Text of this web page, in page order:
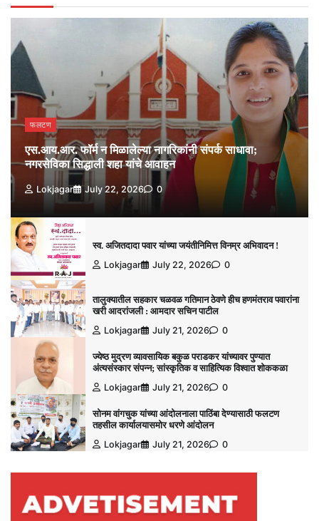
फलटण
एस.आय.आर. फॉर्म न मिळालेल्या नागरिकांनी संपर्क साधावा;
नगरसेविका सिद्धाली शहा यांचे आवाहन
Lokjagar July 22, 2026 0
स्व. अजितदादा पवार यांच्या जयंतीनिमित्त विनम्र अभिवादन !
Lokjagar
July 22, 2026 0
तालुक्यातील सहकार चळवळ गतिमान ठेवणे हीच हणमंतराव पवारांना
खरी आदरांजली : आमदार सचिन पाटील
Lokjagar
July 21, 2026 0
ज्येष्ठ मुद्रण व्यावसायिक बकुळ पराडकर यांच्यावर पुण्यात
अंत्यसंस्कार संपन्न; सांस्कृतिक व साहित्यिक विश्‍वात शोककळा
Lokjagar
July 21, 2026 0
सोनम वांगचुक यांच्या आंदोलनाला पाठिंबा देण्यासाठी फलटण
तहसील कार्यालयासमोर धरणे आंदोलन
Lokjagar
July 21, 2026 0